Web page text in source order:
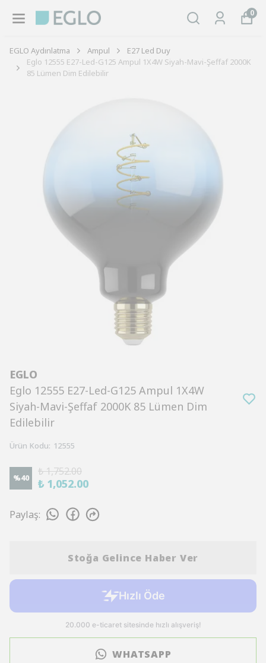
0
EGLO Aydınlatma Ampul
E27 Led Duy
Eglo 12555 E27-Led-G125 Ampul 1X4W Siyah-Mavi-Şeffaf 2000K
85 Lümen Dim Edilebilir
EGLO
Eglo 12555 E27-Led-G125 Ampul 1X4W
Siyah-Mavi-Şeffaf 2000K 85 Lümen Dim
Edilebilir
Ürün Kodu: 12555
%40
₺ 1,752.00
₺ 1,052.00
Paylaş:
Stoğa Gelince Haber Ver
WHATSAPP